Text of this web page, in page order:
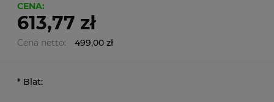
CENA:
613,77 zł
Cena netto: 499,00 zł
* Blat: